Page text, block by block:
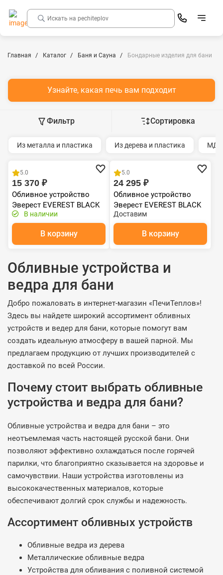
Главная Каталог Баня и Сауна Бондарные изделия для бани
Узнайте, какая печь вам подходит
Фильтр Сортировка
Из металла и пластика Из дерева и пластика
5.0
15 370 ₽
Обливное устройство
Эверест EVEREST BLACK
15л В наличии
В корзину
5.0
24 295 ₽
Обливное устройство
Эверест EVEREST BLACK
35л
Доставим
В корзину
Обливные устройства и
ведра для бани
Добро пожаловать в интернет-магазин «ПечиТеплов»!
Здесь вы найдете широкий ассортимент обливных
устройств и ведер для бани, которые помогут вам
создать идеальную атмосферу в вашей парной. Мы
предлагаем продукцию от лучших производителей с
доставкой по всей России.
Почему стоит выбрать обливные
устройства и ведра для бани?
Обливные устройства и ведра для бани – это
неотъемлемая часть настоящей русской бани. Они
позволяют эффективно охлаждаться после горячей
парилки, что благоприятно сказывается на здоровье и
самочувствии. Наши устройства изготовлены из
высококачественных материалов, которые
обеспечивают долгий срок службы и надежность.
Ассортимент обливных устройств
Обливные ведра из дерева
Металлические обливные ведра
Устройства для обливания с поливной системой